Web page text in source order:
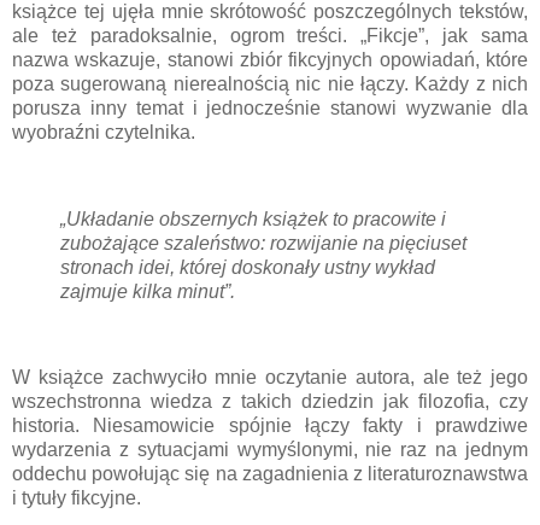
książce tej ujęła mnie skrótowość poszczególnych tekstów,
ale też paradoksalnie, ogrom treści. „Fikcje”, jak sama
nazwa wskazuje, stanowi zbiór fikcyjnych opowiadań, które
poza sugerowaną nierealnością nic nie łączy. Każdy z nich
porusza inny temat i jednocześnie stanowi wyzwanie dla
wyobraźni czytelnika.
„Układanie obszernych książek to pracowite i
zubożające szaleństwo: rozwijanie na pięciuset
stronach idei, której doskonały ustny wykład
zajmuje kilka minut”.
W książce zachwyciło mnie oczytanie autora, ale też jego
wszechstronna wiedza z takich dziedzin jak filozofia, czy
historia. Niesamowicie spójnie łączy fakty i prawdziwe
wydarzenia z sytuacjami wymyślonymi, nie raz na jednym
oddechu powołując się na zagadnienia z literaturoznawstwa
i tytuły fikcyjne.